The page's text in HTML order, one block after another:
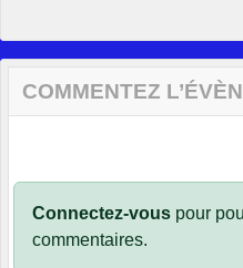
COMMENTEZ
Connectez-vous pour
commentaires.